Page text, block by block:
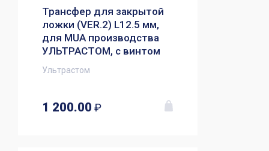
Трансфер для закрытой
ложки (VER.2) L12.5 мм,
для MUA производства
УЛЬТРАСТОМ, с винтом
Ультрастом
1 200.00 ₽